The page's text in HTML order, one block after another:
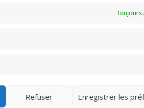
Toujours
Refuser Enregistrer les